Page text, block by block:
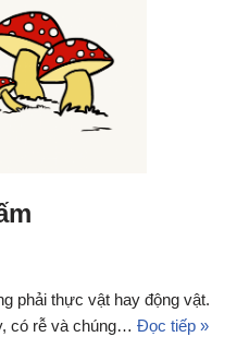
phải thực vật hay động vật.
có rễ và chúng… Đọc tiếp »